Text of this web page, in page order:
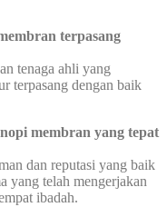
terpasang
tenaga ahli yang
terpasang dengan baik
membran yang tepat
dan reputasi yang baik
yang telah mengerjakan
ibadah.